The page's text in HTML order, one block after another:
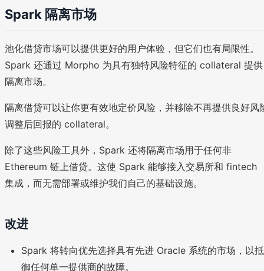
Spark 隔离市场
池化借贷市场可以提供更好的用户体验，但它们也有局限性。
Spark 还通过 Morpho 为具有独特风险特征的 collateral 提供
隔离市场。
隔离借贷可以让你更有效地定价风险，并移除不再提供良好风
调整后回报的 collateral。
除了这些风险工具外，Spark 还将隔离市场用于任何非
Ethereum 链上借贷。这使 Spark 能够接入交易所和 fintech
集成，而无需部署或维护我们自己的基础设施。
改进
Spark 将转向优先选择具有先进 Oracle 系统的市场，以抵
御任何单一提供商的故障。